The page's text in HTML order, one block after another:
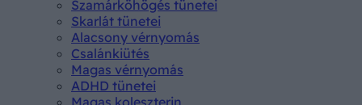
Szamárköhögés tünetei
Skarlát tünetei
Alacsony vérnyomás
Csalánkiütés
Magas vérnyomás
ADHD tünetei
Magas koleszterin